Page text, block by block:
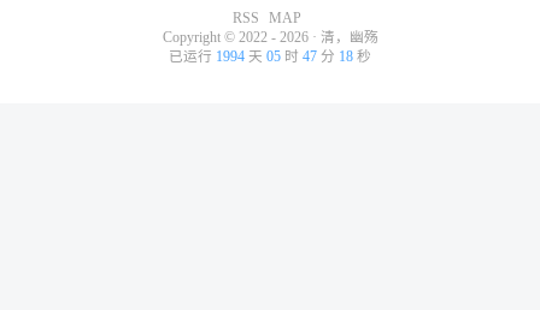
RSS
MAP
Copyright © 2022 - 2026 · 清，幽殇
已运行 1994 天 05 时 47 分 18 秒